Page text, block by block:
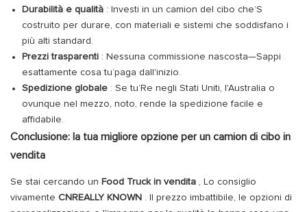
Durabilità e qualità : Investi in un camion del cibo che’S
costruito per durare, con materiali e sistemi che soddisfano i
più alti standard.
Prezzi trasparenti : Nessuna commissione nascosta—Sappi
esattamente cosa tu’paga dall'inizio.
Spedizione globale : Se tu’Re negli Stati Uniti, l'Australia o
ovunque nel mezzo, noto, rende la spedizione facile e
affidabile.
Conclusione: la tua migliore opzione per un camion di cibo in
vendita
Se stai cercando un Food Truck in vendita , Lo consiglio
vivamente CNREALLY KNOWN . Il prezzo imbattibile, le opzioni di